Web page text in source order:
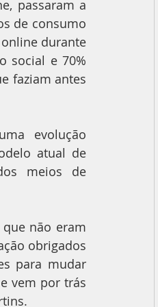
passaram a
de consumo
durante
social e 70%
faziam antes
evolução
atual de
meios de
não eram
obrigados
para mudar
vem por trás